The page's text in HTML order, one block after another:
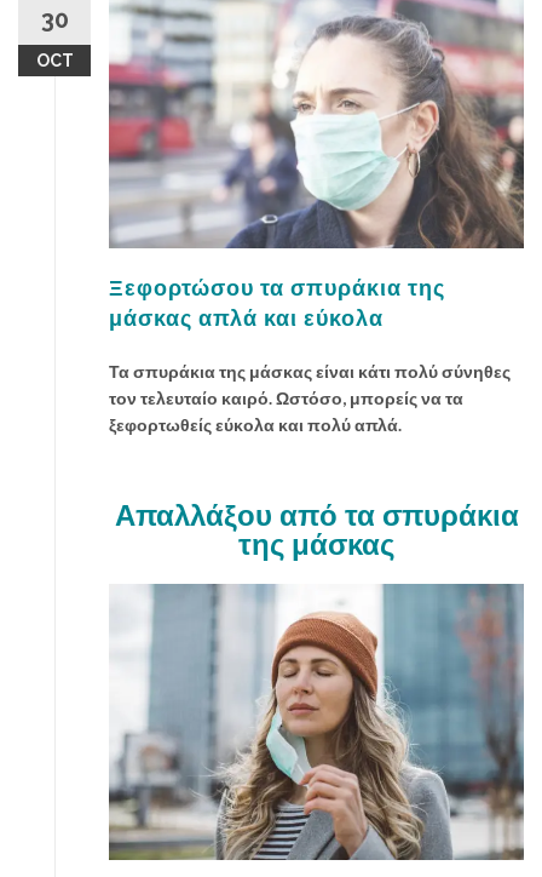
ά
β
ή
μ
τ
α
π
ε
ρ
ι
ο
ι
ν
α
ν
ε
30
OCT
Ξεφορτώσου τα σπυράκια της
μάσκας απλά και εύκολα
Τα σπυράκια της μάσκας είναι κάτι πολύ σύνηθες
τον τελευταίο καιρό. Ωστόσο, μπορείς να τα
ξεφορτωθείς εύκολα και πολύ απλά.
Απαλλάξου από τα σπυράκια
της μάσκας